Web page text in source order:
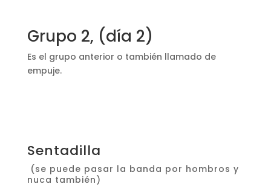
Grupo 2, (día 2)
Es el grupo anterior o también llamado de
empuje.
Sentadilla
(se puede pasar la banda por hombros y
nuca también)